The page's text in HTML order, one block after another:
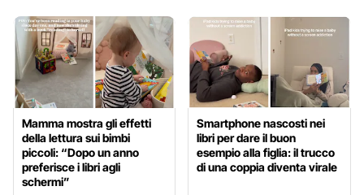
Mamma mostra gli effetti
della lettura sui bimbi
piccoli: “Dopo un anno
preferisce i libri agli
schermi”
Smartphone nascosti nei
libri per dare il buon
esempio alla figlia: il trucco
di una coppia diventa virale